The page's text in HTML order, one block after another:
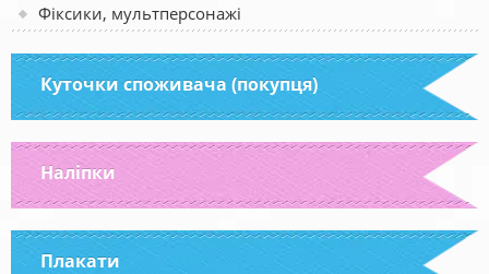
Фіксики, мультперсонажі
Куточки споживача (покупця)
Наліпки
Плакати